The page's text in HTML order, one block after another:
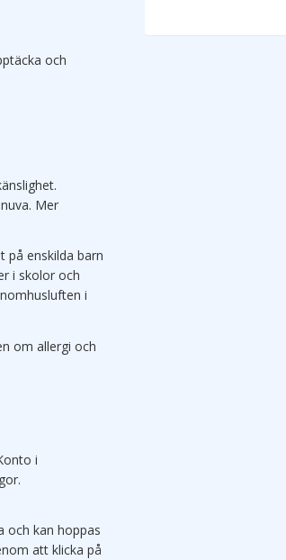
och
Mer
på enskilda barn
i skolor och
i
om allergi och
i
och kan hoppas
att klicka på